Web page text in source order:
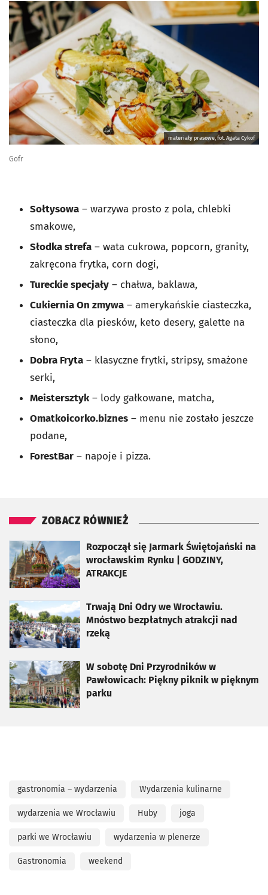
materiały prasowe, fot. Agata Cykof
Gofr
Sołtysowa – warzywa prosto z pola, chlebki
smakowe,
Słodka strefa – wata cukrowa, popcorn, granity,
zakręcona frytka, corn dogi,
Tureckie specjały – chałwa, baklawa,
Cukiernia On zmywa – amerykańskie ciasteczka,
ciasteczka dla piesków, keto desery, galette na
słono,
Dobra Fryta – klasyczne frytki, stripsy, smażone
serki,
Meistersztyk– lody gałkowane, matcha,
Omatkoicorko.biznes – menu nie zostało jeszcze
podane,
ForestBar – napoje i pizza.
ZOBACZ RÓWNIEŻ
Rozpoczął się Jarmark Świętojański na
wrocławskim Rynku | GODZINY,
ATRAKCJE
otworzy się w nowej karcie
Trwają Dni Odry we Wrocławiu.
Mnóstwo bezpłatnych atrakcji nad
rzeką
otworzy się w nowej karcie
W sobotę Dni Przyrodników w
Pawłowicach: Piękny piknik w pięknym
parku
otworzy się w nowej karcie
gastronomia – wydarzenia Wydarzenia kulinarne
wydarzenia we Wrocławiu Huby joga
parki we Wrocławiu wydarzenia w plenerze
Gastronomia weekend